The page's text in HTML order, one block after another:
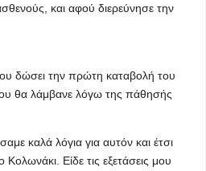
και αφού διερεύνησε την
δώσει την πρώτη καταβολή του
θα λάμβανε λόγω της πάθησής
καλά λόγια για αυτόν και έτσι
Είδε τις εξετάσεις μου